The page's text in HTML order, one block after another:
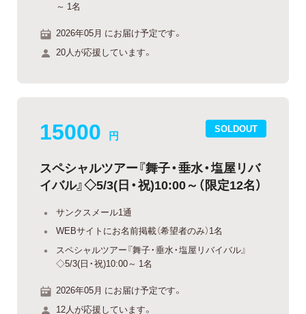
～ 1名
2026年05月 にお届け予定です。
20人が応援しています。
SOLDOUT
15000 円
スペシャルツアー『舞子・垂水・塩屋リバ
イバル』◇5/3(日・祝)10:00～（限定12名）
サンクスメール1通
WEBサイトにお名前掲載（希望者のみ）1名
スペシャルツアー『舞子・垂水・塩屋リバイバル』
◇5/3(日・祝)10:00～ 1名
2026年05月 にお届け予定です。
12人が応援しています。